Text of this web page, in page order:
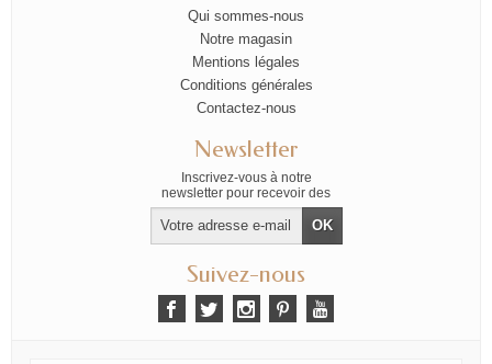
Qui sommes-nous
Notre magasin
Mentions légales
Conditions générales
Contactez-nous
Newsletter
Inscrivez-vous à notre
newsletter pour recevoir des
offres exclusives
Suivez-nous